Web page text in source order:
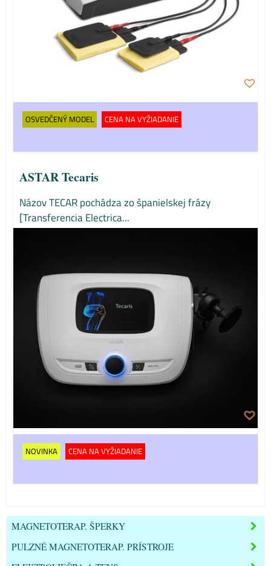
OSVEDČENÝ MODEL CENA NA VYŽIADANIE
ASTAR Tecaris
Názov TECAR pochádza zo španielskej frázy
[Transferencia Electrica...
NOVINKA CENA NA VYŽIADANIE
MAGNETOTERAP. ŠPERKY
PULZNÉ MAGNETOTERAP. PRÍSTROJE